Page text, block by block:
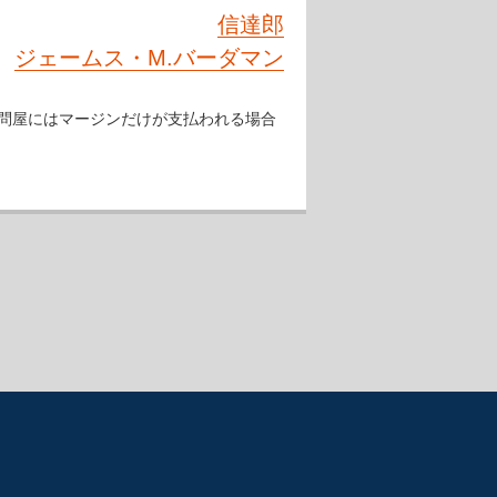
信達郎
ジェームス・M.バーダマン
屋にはマージンだけが支払われる場合